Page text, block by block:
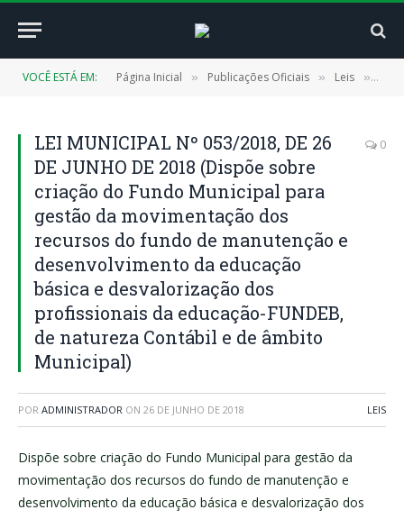
VOCÊ ESTÁ EM: Página Inicial » Publicações Oficiais » Leis »
LEI MUNICIPAL Nº 053/2018, DE 26
DE JUNHO DE 2018 (Dispõe sobre
criação do Fundo Municipal para
gestão da movimentação dos
recursos do fundo de manutenção e
desenvolvimento da educação
básica e desvalorização dos
profissionais da educação-FUNDEB,
de natureza Contábil e de âmbito
Municipal)
0
POR ADMINISTRADOR ON 26 DE JUNHO DE 2018 LEIS
Dispõe sobre criação do Fundo Municipal para gestão da
movimentação dos recursos do fundo de manutenção e
desenvolvimento da educação básica e desvalorização dos